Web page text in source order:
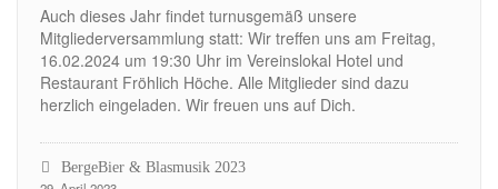
Auch dieses Jahr findet turnusgemäß unsere
Mitgliederversammlung statt: Wir treffen uns am Freitag,
16.02.2024 um 19:30 Uhr im Vereinslokal Hotel und
Restaurant Fröhlich Höche. Alle Mitglieder sind dazu
herzlich eingeladen. Wir freuen uns auf Dich.
BergeBier & Blasmusik 2023